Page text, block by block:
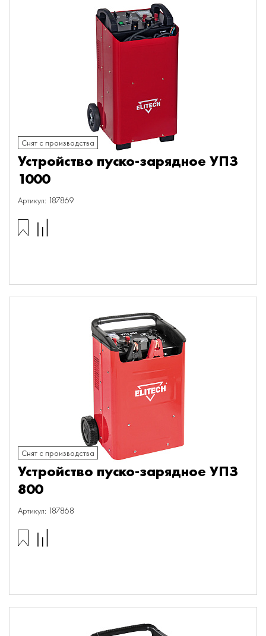
Снят с производства
Устройство пуско-зарядное УПЗ
1000
Артикул: 187869
Снят с производства
Устройство пуско-зарядное УПЗ
800
Артикул: 187868